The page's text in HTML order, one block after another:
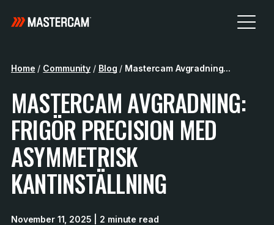
Home / Community / Blog / Mastercam Avgradning...
MASTERCAM AVGRADNING:
FRIGÖR PRECISION MED
ASYMMETRISK
KANTINSTÄLLNING
November 11, 2025 | 2 minute read